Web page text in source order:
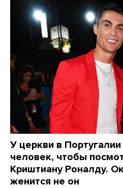
У церкви в
человек, чтобы
Криштиану Роналду.
женится не он